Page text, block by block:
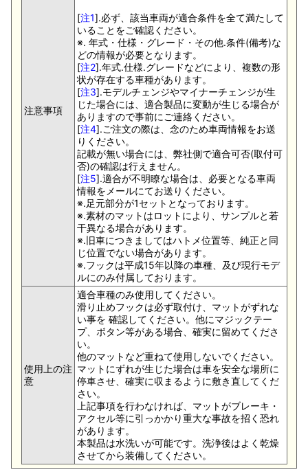
注意事項
[注1].必ず、該当車両が適合条件を全て満たして
いることをご確認ください。
※. 年式・仕様・グレード・その他.条件(備考)な
どの情報が必要となります。
[注2].年式.仕様.グレードなどにより、複数の形
状が存在する車種があります。
[注3].モデルチェンジやマイナーチェンジが生
じた場合には、適合製品に変動が生じる場合が
ありますので事前にご連絡ください。
[注4].ご注文の際は、念のため車両情報をお送
りください。
記載が無い場合には、弊社側で適合可否(取付可
否)の確認は行えません。
[注5].適合が不明瞭な場合は、必要となる車両
情報をメールにてお送りください。
※.足元部分が1セットとなっております。
※.素材のマットはロットにより、サンプルと若
干異なる場合があります。
※.旧車につきましてはハトメ位置等、純正と同
じ位置でない場合があります。
※.フックは平成15年以降の車種、及び現行モデ
ルにのみ付属しております。
使用上の注
意
適合車種のみ使用してください。
滑り止めフックは必ず取付け、マットがずれな
い事を 確認してください。他にマジックテー
プ、ボタン等がある場合、確実に留めてくださ
い。
他のマットなど重ねて使用しないでください。
マットにずれが生じた場合は車を安全な場所に
停車させ、確実に収まるように敷き直してくだ
さい。
上記事項を行わなければ、マットがブレーキ・
アクセル等に引っかかり重大な事故を招く恐れ
があります。
本製品は水洗いが可能です。洗浄後はよく乾燥
させてから装備してください。